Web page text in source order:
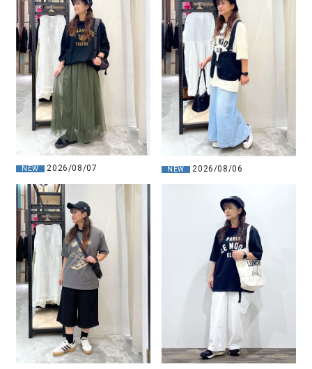
NEW 2026/08/07 NEW 2026/08/06